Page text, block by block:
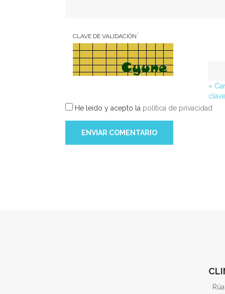
CLAVE DE VALIDACIÓN*
»
clave
He leido y acepto la política de privacidad
ENVIAR COMENTARIO